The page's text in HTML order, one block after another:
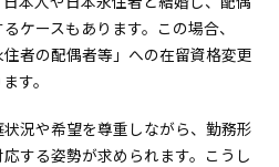
ケースもあります。この場合、
住者の配偶者等」への在留資格変更
す。
況や希望を尊重しながら、勤務形
する姿勢が求められます。こうし